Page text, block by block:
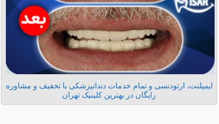
ایمپلنت، ارتودنسی و تمام خدمات دندانپزشکی با تخفیف و مشاوره
رایگان در بهترین کلینیک تهران